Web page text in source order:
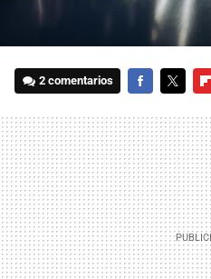
2 comentarios